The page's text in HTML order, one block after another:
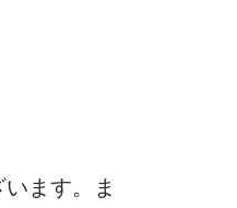
ます。ま